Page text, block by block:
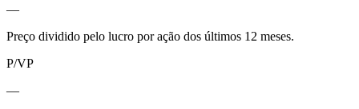
—
Preço dividido pelo lucro por ação dos últimos 12 meses.
P/VP
—